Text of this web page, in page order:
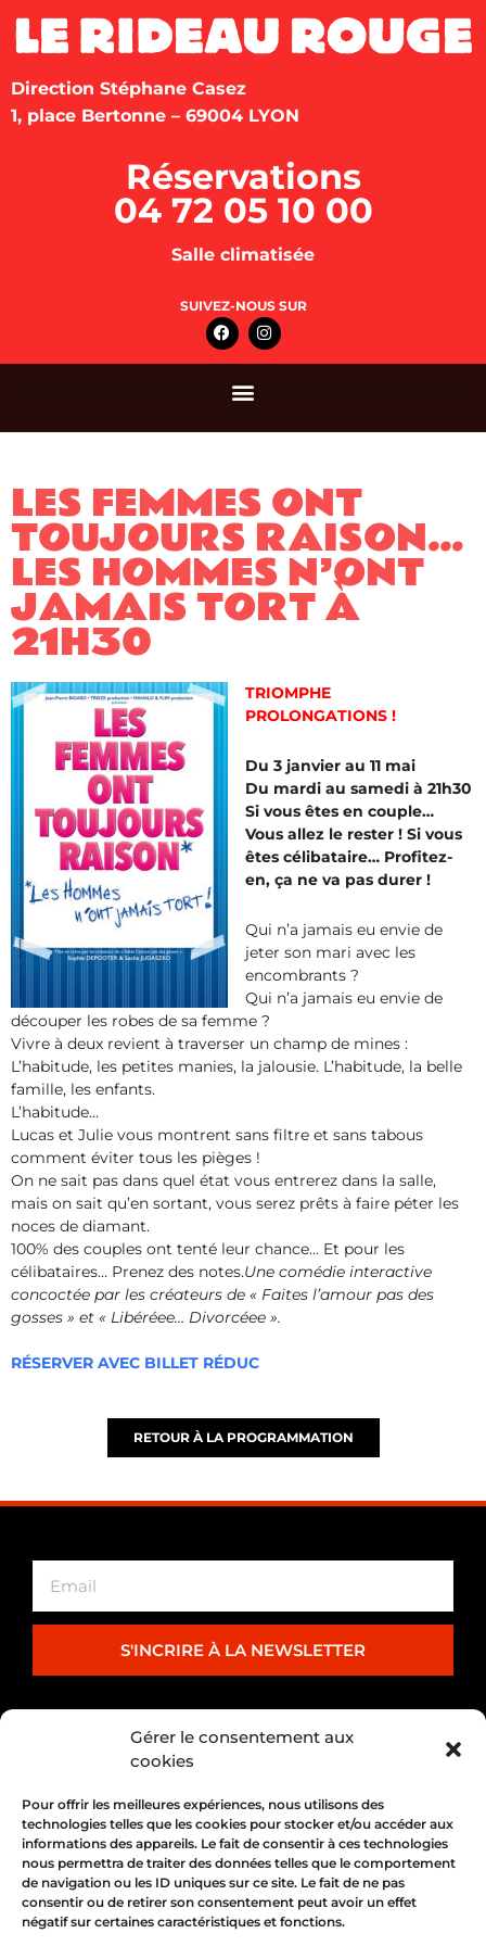
Gérer le consentement aux
cookies
Pour offrir les meilleures expériences, nous utilisons des
technologies telles que les cookies pour stocker et/ou accéder aux
informations des appareils. Le fait de consentir à ces technologies
nous permettra de traiter des données telles que le comportement
de navigation ou les ID uniques sur ce site. Le fait de ne pas
consentir ou de retirer son consentement peut avoir un effet
négatif sur certaines caractéristiques et fonctions.
Direction Stéphane Casez
1, place Bertonne – 69004 LYON
Réservations
04 72 05 10 00
Salle climatisée
SUIVEZ-NOUS SUR
LES FEMMES ONT
TOUJOURS RAISON…
LES HOMMES N’ONT
JAMAIS TORT À
21H30
TRIOMPHE
PROLONGATIONS !
Du 3 janvier au 11 mai
Du mardi au samedi à 21h30
Si vous êtes en couple…
Vous allez le rester ! Si vous
êtes célibataire… Profitez-
en, ça ne va pas durer !
Qui n’a jamais eu envie de
jeter son mari avec les
encombrants ?
Qui n’a jamais eu envie de
découper les robes de sa femme ?
Vivre à deux revient à traverser un champ de mines :
L’habitude, les petites manies, la jalousie. L’habitude, la belle
famille, les enfants.
L’habitude…
Lucas et Julie vous montrent sans filtre et sans tabous
comment éviter tous les pièges !
On ne sait pas dans quel état vous entrerez dans la salle,
mais on sait qu’en sortant, vous serez prêts à faire péter les
noces de diamant.
100% des couples ont tenté leur chance… Et pour les
célibataires… Prenez des notes.Une comédie interactive
concoctée par les créateurs de « Faites l’amour pas des
gosses » et « Libéréee… Divorcéee ».
RÉSERVER AVEC BILLET RÉDUC
RETOUR À LA PROGRAMMATION
S'INCRIRE À LA NEWSLETTER
PARTENARIAT